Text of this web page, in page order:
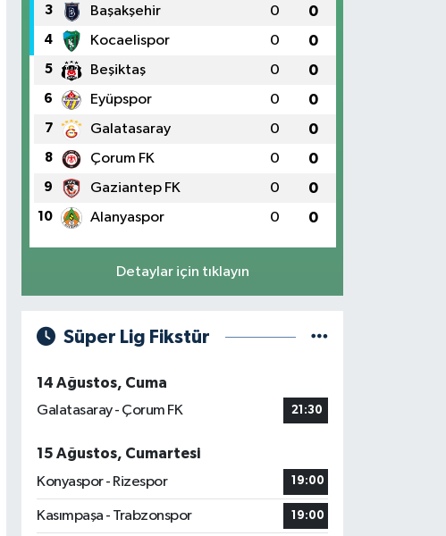
3 Başakşehir 0 0
4 Kocaelispor 0 0
5 Beşiktaş 0 0
6 Eyüpspor 0 0
7 Galatasaray 0 0
8 Çorum FK 0 0
9 Gaziantep FK 0 0
10 Alanyaspor 0 0
Detaylar için tıklayın
Süper Lig Fikstür
14 Ağustos, Cuma
Galatasaray - Çorum FK
21:30
15 Ağustos, Cumartesi
Konyaspor - Rizespor
19:00
Kasımpaşa - Trabzonspor 19:00